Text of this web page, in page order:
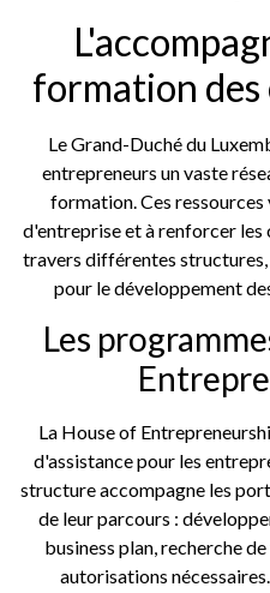
formation
Le Grand-Duché du
entrepreneurs un vaste
formation. Ces
d'entreprise et à renforcer les
travers différentes structures,
pour le développement
Les
La House of
d'assistance pour les
structure accompagne les
de leur parcours :
business plan, recherche
autorisations